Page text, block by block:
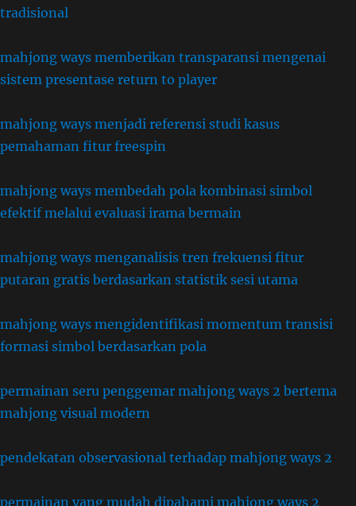
tradisional
mahjong ways memberikan transparansi mengenai
sistem presentase return to player
mahjong ways menjadi referensi studi kasus
pemahaman fitur freespin
mahjong ways membedah pola kombinasi simbol
efektif melalui evaluasi irama bermain
mahjong ways menganalisis tren frekuensi fitur
putaran gratis berdasarkan statistik sesi utama
mahjong ways mengidentifikasi momentum transisi
formasi simbol berdasarkan pola
permainan seru penggemar mahjong ways 2 bertema
mahjong visual modern
pendekatan observasional terhadap mahjong ways 2
permainan yang mudah dipahami mahjong ways 2